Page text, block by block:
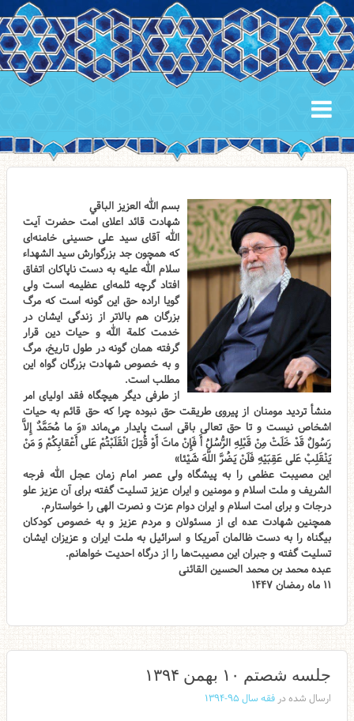
بسم الله العزیز الباقي
شهادت قائد اعلای امت حضرت آیت
الله آقای سید علی حسینی خامنه‌ای
که همچون جد بزرگوارش سید الشهداء
سلام الله علیه به دست ناپاکان اتفاق
افتاد گرچه ثلمه‌ای عظیمه است ولی
گویا اراده حق این گونه است که مرگ
بزرگان هم بالاتر از زندگی ایشان در
خدمت کلمة الله و حیات دین قرار
گرفته همان گونه در طول تاریخ، مرگ
و به خصوص شهادت بزرگان گواه این
مطلب است.
از طرفی دیگر هیچگاه فقد اولیای امر
منشأ تردید مومنان از پیروی طریقت حق نبوده چرا که حق قائم به حیات
اشخاص نیست و تا حق تعالی باقی است پایدار می‌ماند «وَ ما مُحَمَّدٌ إِلاَّ
رَسُولٌ قَدْ خَلَتْ مِنْ قَبْلِهِ الرُّسُلُ أَ فَإِنْ ماتَ أَوْ قُتِلَ انْقَلَبْتُمْ عَلى‌ أَعْقابِكُمْ وَ مَنْ
يَنْقَلِبْ عَلى‌ عَقِبَيْهِ فَلَنْ يَضُرَّ اللَّهَ شَيْئا»
این مصیبت عظمی را به پیشگاه ولی عصر امام زمان عجل الله فرجه
الشریف و ملت اسلام و مومنین و ایران عزیز تسلیت گفته برای آن عزیز علو
درجات و برای امت اسلام و ایران دوام عزت و نصرت الهی را خواستارم.
همچنین شهادت عده ای از مسئولان و مردم عزیز و به خصوص کودکان
بیگناه را به دست ظالمان آمریکا و اسرائیل به ملت ایران و عزیزان ایشان
تسلیت گفته و جبران این مصیبت‌ها را از درگاه احدیت خواهانم.
عبده محمد بن محمد الحسین القائنی
۱۱ ماه رمضان ۱۴۴۷
جلسه شصتم ۱۰ بهمن ۱۳۹۴
ارسال شده درفقه سال ۹۵-۱۳۹۴